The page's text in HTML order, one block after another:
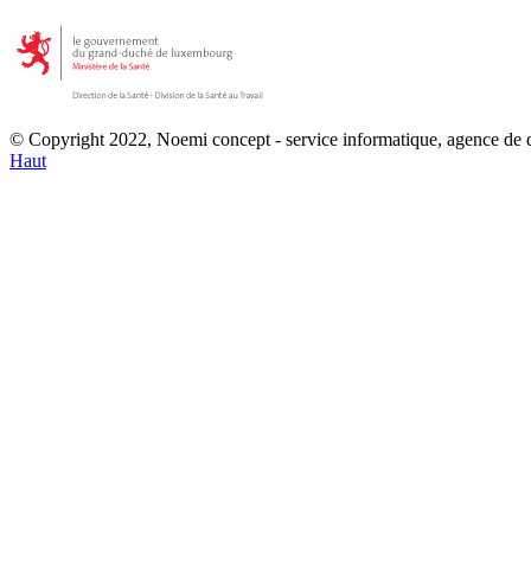
© Copyright 2022, Noemi concept - service informatique, agence
Haut